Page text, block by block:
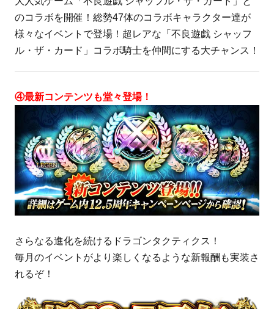
のコラボを開催！総勢47体のコラボキャラクター達が
様々なイベントで登場！超レアな「不良遊戯 シャッフ
ル・ザ・カード」コラボ騎士を仲間にする大チャンス！
④最新コンテンツも堂々登場！
さらなる進化を続けるドラゴンタクティクス！
毎月のイベントがより楽しくなるような新報酬も実装さ
れるぞ！